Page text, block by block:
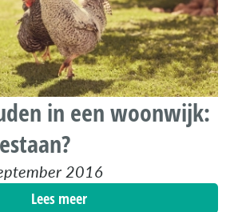
in een woonwijk:
2016
Lees meer